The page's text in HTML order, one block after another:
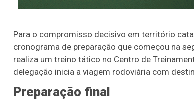
Para o compromisso decisivo em território
cronograma de preparação que começou na
realiza um treino tático no Centro de
delegação inicia a viagem rodoviária com
Preparação final